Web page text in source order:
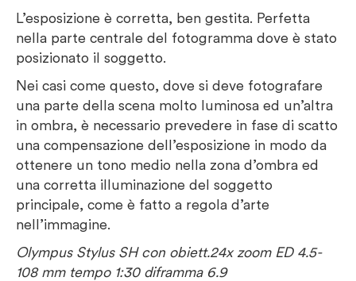
L’esposizione è corretta, ben gestita. Perfetta
nella parte centrale del fotogramma dove è stato
posizionato il soggetto.
Nei casi come questo, dove si deve fotografare
una parte della scena molto luminosa ed un’altra
in ombra, è necessario prevedere in fase di scatto
una compensazione dell’esposizione in modo da
ottenere un tono medio nella zona d’ombra ed
una corretta illuminazione del soggetto
principale, come è fatto a regola d’arte
nell’immagine.
Olympus Stylus SH con obiett.24x zoom ED 4.5-
108 mm tempo 1:30 diframma 6.9